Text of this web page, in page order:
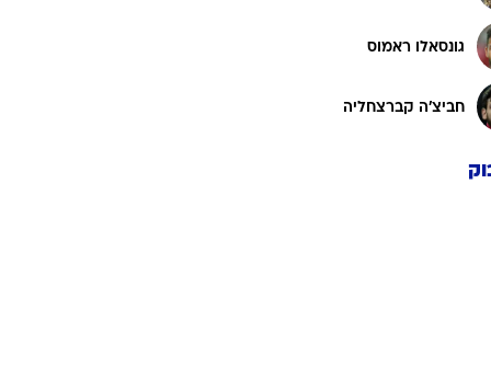
גונסאלו ראמוס
חביצ'ה קברצחליה